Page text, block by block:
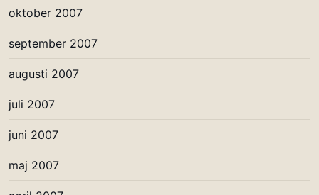
oktober 2007
september 2007
augusti 2007
juli 2007
juni 2007
maj 2007